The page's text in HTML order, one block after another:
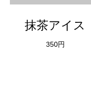
抹茶アイス
350円